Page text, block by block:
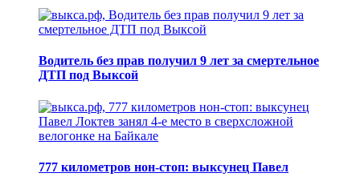
Водитель без прав получил 9 лет за смертельное
ДТП под Выксой
777 километров нон-стоп: выксунец Павел